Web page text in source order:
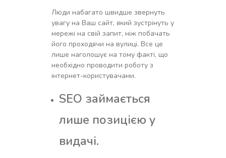
Люди набагато швидше звернуть
увагу на Ваш сайт, який зустрінуть у
мережі на свій запит, ніж побачать
його проходячи на вулиці. Все це
лише наголошує на тому факті, що
необхідно проводити роботу з
інтернет-користувачами.
SEO займається
лише позицією у
видачі.